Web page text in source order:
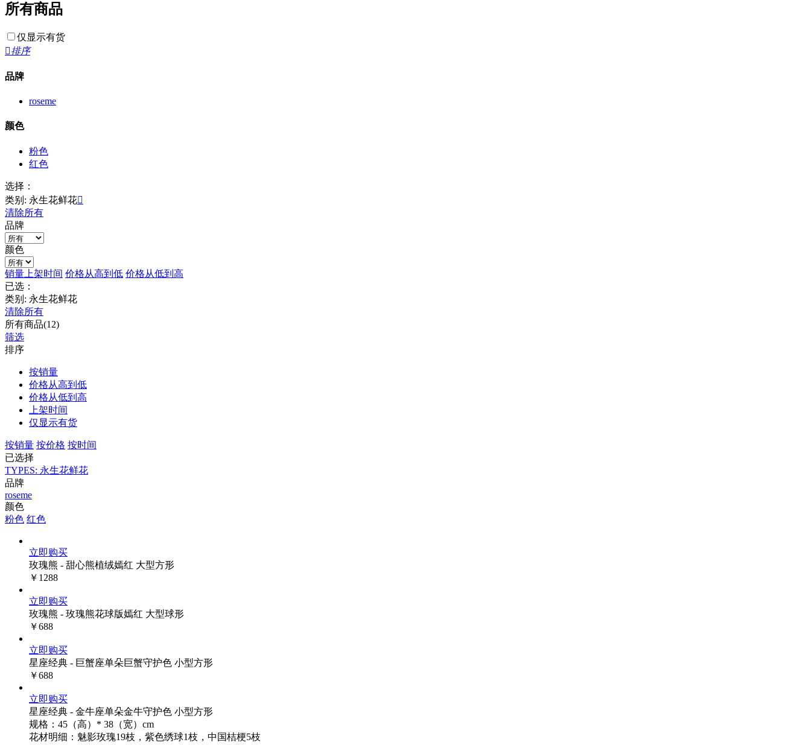
所有商品
仅显示有货
排序
品牌
roseme
颜色
粉色
红色
选择：
类别: 永生花鲜花
清除所有
品牌
颜色
销量 上架时间 价格从高到低 价格从低到高
已选：
类别: 永生花鲜花
清除所有
所有商品(12)
筛选
排序
按销量
价格从高到低
价格从低到高
上架时间
仅显示有货
按销量 按价格 按时间
已选择
TYPES: 永生花鲜花
品牌
roseme
颜色
粉色 红色
立即购买
玫瑰熊 - 甜心熊植绒嫣红 大型方形
￥1288
立即购买
玫瑰熊 - 玫瑰熊花球版嫣红 大型球形
￥688
立即购买
星座经典 - 巨蟹座单朵巨蟹守护色 小型方形
￥688
立即购买
星座经典 - 金牛座单朵金牛守护色 小型方形
规格：45（高）* 38（宽）cm
花材明细：魅影玫瑰19枝，紫色绣球1枝，中国桔梗5枝